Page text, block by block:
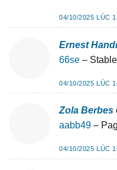
04/10/2025 LÚC
Ernest
66se –
04/10/2025 LÚC
Zola Berbes
aabb49 –
04/10/2025 LÚC